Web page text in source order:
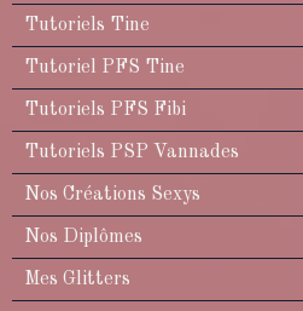
Tutoriels Tine
Tutoriel PFS Tine
Tutoriels PFS Fibi
Tutoriels PSP Vannades
Nos Créations Sexys
Nos Diplômes
Mes Glitters